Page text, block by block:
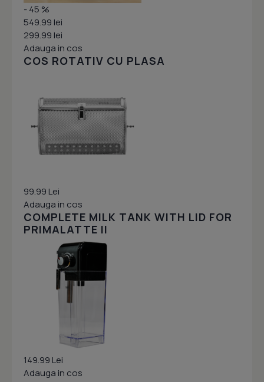
- 45 %
549.99 lei
299.99 lei
Adauga in cos
COS ROTATIV CU PLASA
99.99 Lei
Adauga in cos
COMPLETE MILK TANK WITH LID FOR
PRIMALATTE II
149.99 Lei
Adauga in cos